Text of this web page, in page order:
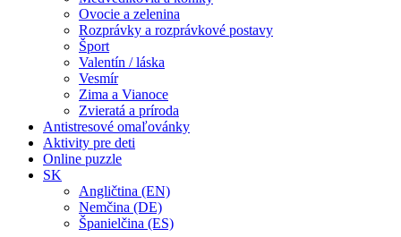
Ovocie a zelenina
Rozprávky a rozprávkové postavy
Šport
Valentín / láska
Vesmír
Zima a Vianoce
Zvieratá a príroda
Antistresové omaľovánky
Aktivity pre deti
Online puzzle
SK
Angličtina (EN)
Nemčina (DE)
Španielčina (ES)